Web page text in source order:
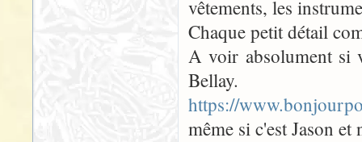
vêtements, les
Chaque petit détail
A voir absolument si
Bellay.
https://
même si c'est Jason